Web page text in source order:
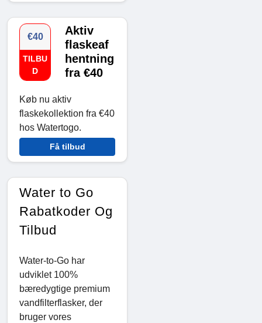
€40
TILBU
D
Aktiv
flaskeaf
hentning
fra €40
Køb nu aktiv
flaskekollektion fra €40
hos Watertogo.
Få tilbud
Water to Go
Rabatkoder Og
Tilbud
Water-to-Go har
udviklet 100%
bæredygtige premium
vandfilterflasker, der
bruger vores